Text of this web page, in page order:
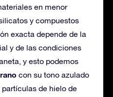
en menor
y compuestos
exacta depende de la
y de las condiciones
y esto podemos
con su tono azulado
de hielo de